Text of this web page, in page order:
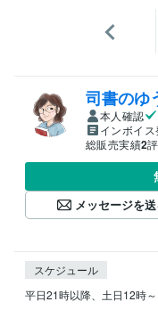
司書のゆ
本人確認
インボイ
総販売実績2
メッセージを
スケジュール